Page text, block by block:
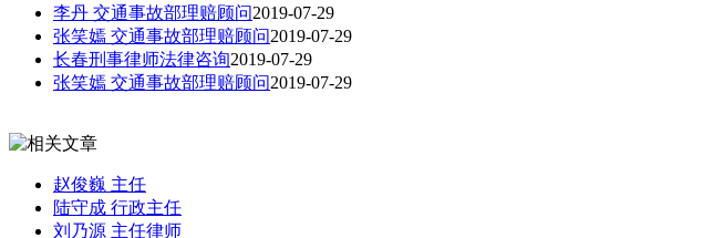
李丹 交通事故部理赔顾问2019-07-29
张笑嫣 交通事故部理赔顾问2019-07-29
长春刑事律师法律咨询2019-07-29
张笑嫣 交通事故部理赔顾问2019-07-29
赵俊巍 主任
陆守成 行政主任
刘乃源 主任律师